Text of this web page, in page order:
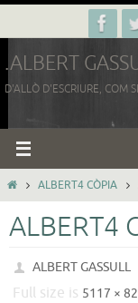
to
content
.ALBERT
D'ALLÒ D'ESCRIURE, COM
HOMEALBERT4 CÒPIA
ALBERT4
ALBERT GASSULL
Full size is 5117 ×